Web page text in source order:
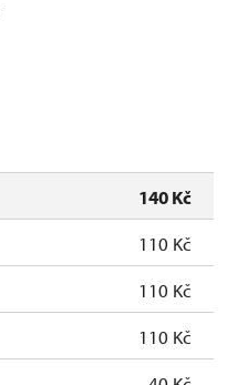
uzavřen
10.00 –
15.00
140 Kč
110 Kč
110 Kč
110 Kč